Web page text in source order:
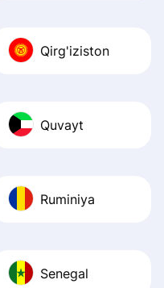
Qirg'iziston
Quvayt
Ruminiya
Senegal